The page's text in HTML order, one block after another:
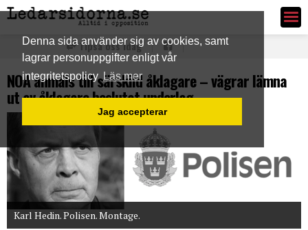
Denna sida använder sig av cookies, samt
lagrar personuppgifter enligt vår
integritetspolicy Läs mer
Jag accepterar
Ledarsidorna.se
Tipsa oss idag
NOA anmäls till särskild åklagare – vägrar lämna
ut av åklagare beslutat underlag
Karl Hedin. Polisen. Montage.